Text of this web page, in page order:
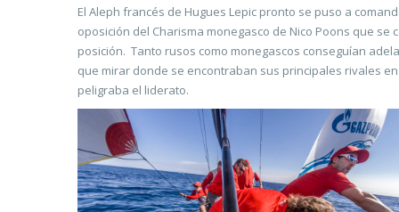
El Aleph francés de Hugues Lepic pronto se puso a
oposición del Charisma monegasco de Nico Poons que
posición. Tanto rusos como monegascos conseguían
que mirar donde se encontraban sus principales rivales
peligraba el liderato.